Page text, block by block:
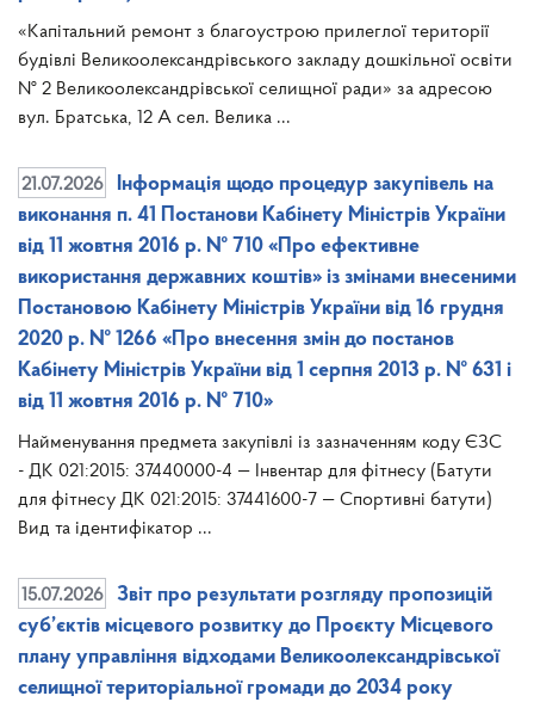
«Капітальний ремонт з благоустрою прилеглої території
будівлі Великоолександрівського закладу дошкільної освіти
№ 2 Великоолександрівської селищної ради» за адресою
вул. Братська, 12 А сел. Велика ...
21.07.2026
Інформація щодо процедур закупівель на
виконання п. 41 Постанови Кабінету Міністрів України
від 11 жовтня 2016 р. № 710 «Про ефективне
використання державних коштів» із змінами внесеними
Постановою Кабінету Міністрів України від 16 грудня
2020 р. № 1266 «Про внесення змін до постанов
Кабінету Міністрів України від 1 серпня 2013 р. № 631 і
від 11 жовтня 2016 р. № 710»
Найменування предмета закупівлі із зазначенням коду ЄЗС
- ДК 021:2015: 37440000-4 — Інвентар для фітнесу (Батути
для фітнесу ДК 021:2015: 37441600-7 — Спортивні батути)
Вид та ідентифікатор ...
15.07.2026
Звіт про результати розгляду пропозицій
суб’єктів місцевого розвитку до Проєкту Місцевого
плану управління відходами Великоолександрівської
селищної територіальної громади до 2034 року